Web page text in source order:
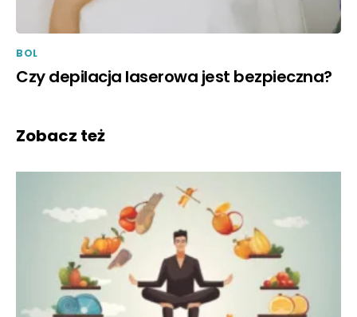
BOL
Czy depilacja laserowa jest bezpieczna?
Zobacz też